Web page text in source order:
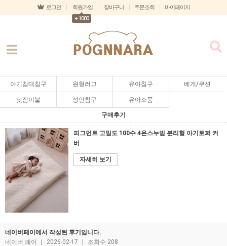
로그인
회원가입
+ 1000
장바구니 주문조회 마이페이지
아기침대침구 원형러그 유아침구 베개/쿠션
낮잠이불 성인침구 유아소품
구매후기
피그먼트 고밀도 100수 4온스누빔 분리형 아기토퍼 커
버
자세히 보기
네이버페이에서 작성된 후기입니다.
네이버 페이
| 2026-02-17 | 조회수 208